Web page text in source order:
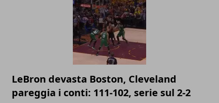
LeBron devasta Boston, Cleveland
pareggia i conti: 111-102, serie sul 2-2